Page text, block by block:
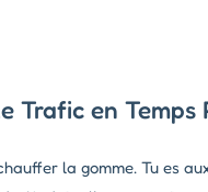
Trafic en Temps
la gomme. Tu es